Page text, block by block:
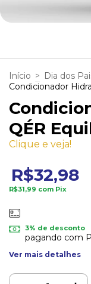
Início > Dia dos
Condicionador
QÉR
Clique e veja!
R$32,98
R$31,99 com Pix
3% de desconto
pagando com
Ver mais detalhes